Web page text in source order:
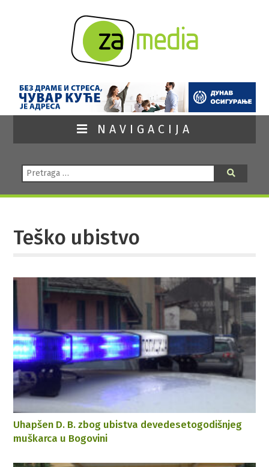
NAVIGACIJA
Pretraga:
Teško ubistvo
Uhapšen D. B. zbog ubistva devedesetogodišnjeg
muškarca u Bogovini